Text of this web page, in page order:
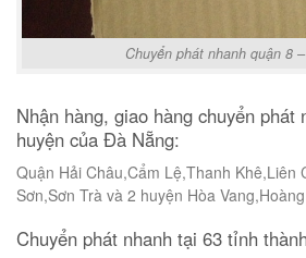
Chuyển phát nhanh quận 8
Nhận hàng, giao hàng chuyển phát
huyện của Đà Nẵng:
Quận Hải Châu,Cẩm Lệ,Thanh Khê,Liên
Sơn,Sơn Trà và 2 huyện Hòa
Chuyển phát nhanh tại 63 tỉnh